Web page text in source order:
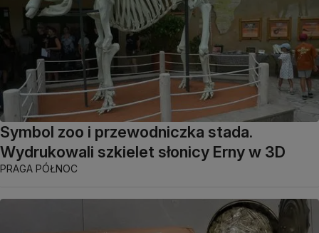
Symbol zoo i przewodniczka stada.
Wydrukowali szkielet słonicy Erny w 3D
PRAGA PÓŁNOC